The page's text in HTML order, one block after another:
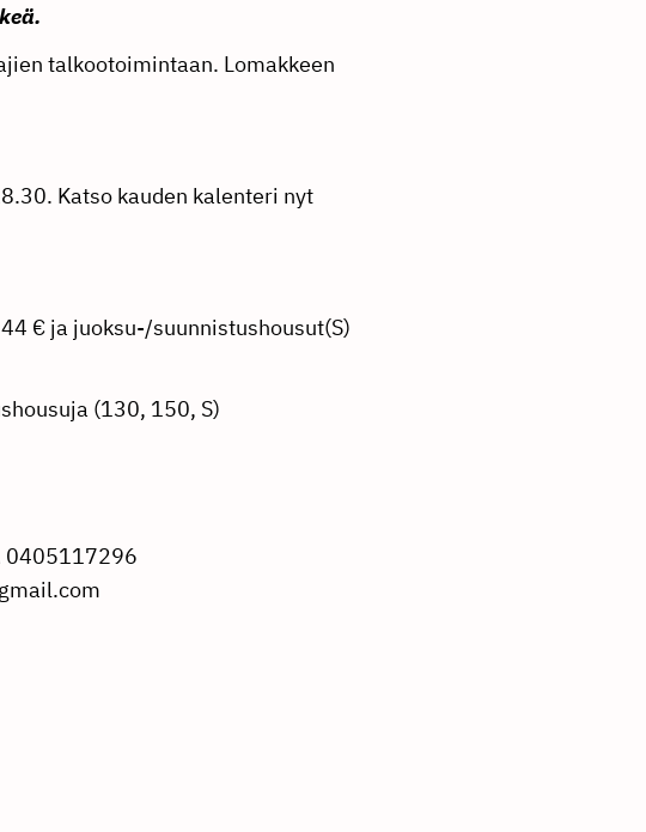
talkootoimintaan. Lomakkeen
Katso kauden kalenteri nyt
€ ja juoksu-/suunnistushousut(S)
(130, 150, S)
0405117296